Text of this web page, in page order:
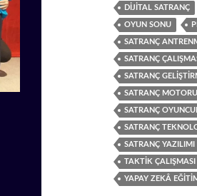
DIJITAL SATRANÇ
OYUN SONU
SATRANÇ
SATRANÇ
SATRANÇ
SATRANÇ MOTORU
SATRANÇ
SATRANÇ
SATRANÇ YAZILIMI
TAKTIK ÇALIŞMASI
YAPAY ZEKÂ